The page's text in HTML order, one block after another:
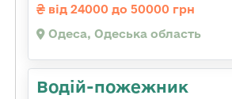
від 24000 до 50000 грн
Одеса, Одеська область
Водій-пожежник